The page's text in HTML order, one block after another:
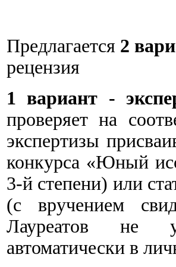
Предлагается 2
рецензия
1 вариант -
проверяет на
экспертизы
конкурса «Юный
3-й степени) или
(с вручением
Лауреатов не
автоматически в